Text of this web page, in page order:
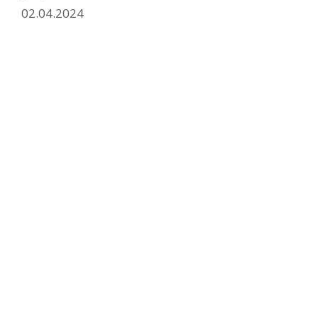
02.04.2024